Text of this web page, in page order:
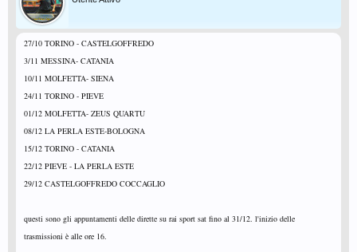
27/10 TORINO - CASTELGOFFREDO
3/11 MESSINA- CATANIA
10/11 MOLFETTA- SIENA
24/11 TORINO - PIEVE
01/12 MOLFETTA- ZEUS QUARTU
08/12 LA PERLA ESTE-BOLOGNA
15/12 TORINO - CATANIA
22/12 PIEVE - LA PERLA ESTE
29/12 CASTELGOFFREDO COCCAGLIO
questi sono gli appuntamenti delle dirette su rai sport sat fino al 31/12. l'inizio delle
trasmissioni è alle ore 16.